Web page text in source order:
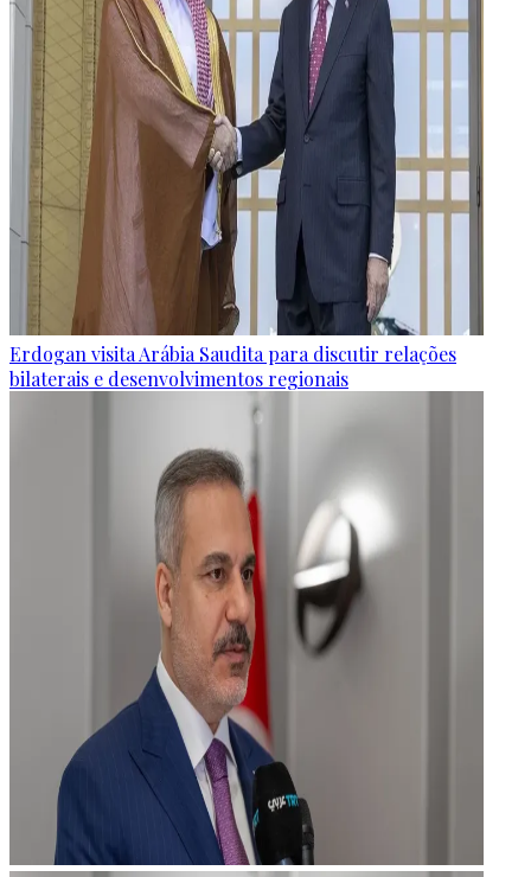
Erdogan visita Arábia Saudita para discutir relações
bilaterais e desenvolvimentos regionais